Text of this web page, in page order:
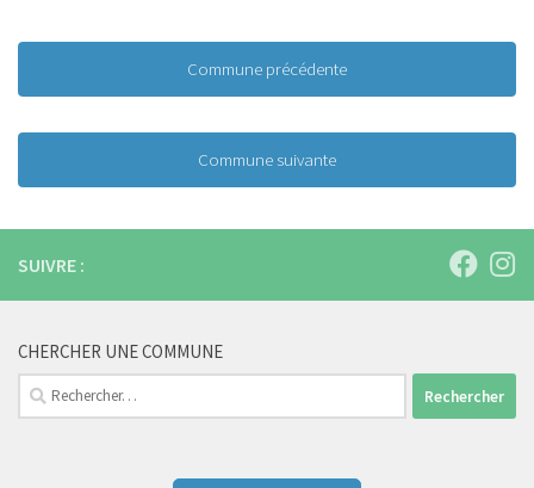
Commune précédente
Commune suivante
SUIVRE :
CHERCHER UNE COMMUNE
Rechercher :